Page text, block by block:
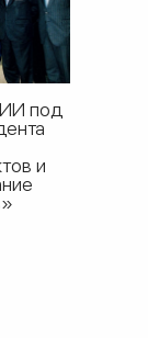
под
и